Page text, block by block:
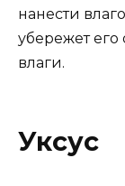
нанести
убережет его
влаги.
Уксус